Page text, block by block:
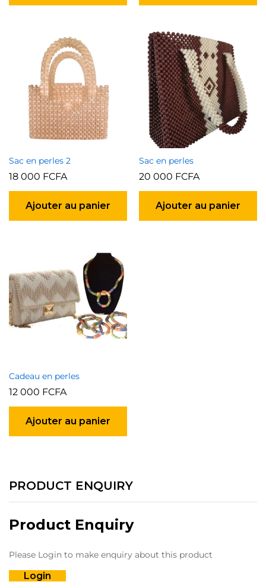
Sac en perles 2
18 000 FCFA
Ajouter au panier
Sac en perles
20 000 FCFA
Ajouter au panier
Cadeau en perles
12 000 FCFA
Ajouter au panier
PRODUCT ENQUIRY
Product Enquiry
Please Login to make enquiry about this product
Login